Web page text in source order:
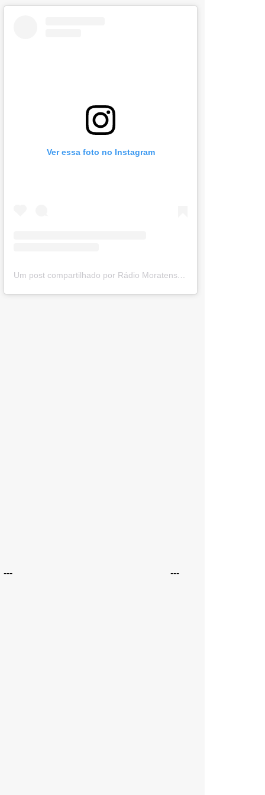
Ver essa foto no Instagram
Um post compartilhado por Rádio Moratense (@radio_moratense)
--- ---